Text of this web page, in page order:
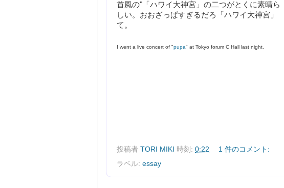
首風の" 「ハワイ大神宮」の二つがとくに素晴ら
しい。おおざっぱすぎるだろ
「ハワイ大神宮」
て。
I went a live concert of "pupa" at Tokyo forum C Hall last night.
投稿者 TORI MIKI 時刻: 0:22
1 件のコメント:
ラベル: essay